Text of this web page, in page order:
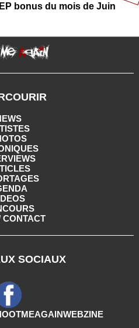
bonus du mois de Juin
CONTACT
SOCIAUX